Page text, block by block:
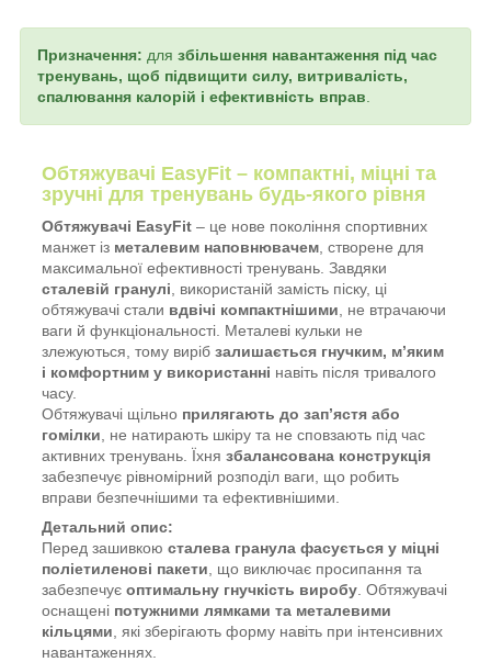
Призначення: для збільшення навантаження під час
тренувань, щоб підвищити силу, витривалість,
спалювання калорій і ефективність вправ
Обтяжувачі EasyFit – компактні, міцні та
зручні для тренувань будь-якого рівня
Обтяжувачі EasyFit – це нове покоління спортивних
манжет із металевим наповнювачем , створене для
максимальної ефективності тренувань. Завдяки
сталевій гранулі , використаній замість піску, ці
обтяжувачі стали вдвічі компактнішими , не втрачаючи
ваги й функціональності. Металеві кульки не
злежуються, тому виріб залишається гнучким, м’яким
і комфортним у використанні навіть після тривалого
часу.
Обтяжувачі щільно прилягають до зап’ястя або
гомілки , не натирають шкіру та не сповзають під час
активних тренувань. Їхня збалансована конструкція
забезпечує рівномірний розподіл ваги, що робить
вправи безпечнішими та ефективнішими.
Детальний опис:
Перед зашивкою сталева гранула фасується у міцні
поліетиленові пакети , що виключає просипання та
забезпечує оптимальну гнучкість виробу . Обтяжувачі
оснащені потужними лямками та металевими
кільцями , які зберігають форму навіть при інтенсивних
навантаженнях.